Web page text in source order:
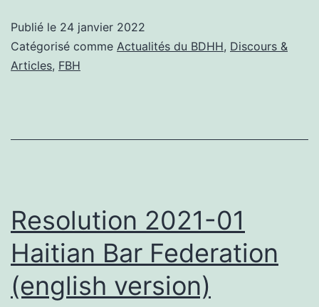
prix
droits
et
de
l’Etat
de
Publié le 24 janvier 2022
Catégorisé comme Actualités du BDHH, Discours &
Articles, FBH
Resolution 2021-01
Haitian Bar Federation
(english version)